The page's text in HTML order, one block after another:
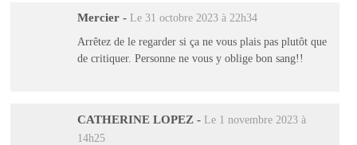
Mercier - Le 31 octobre 2023 à 22h34
Arrêtez de le regarder si ça ne vous plais pas plutôt que
de critiquer. Personne ne vous y oblige bon sang!!
CATHERINE LOPEZ - Le 1 novembre 2023 à
14h25